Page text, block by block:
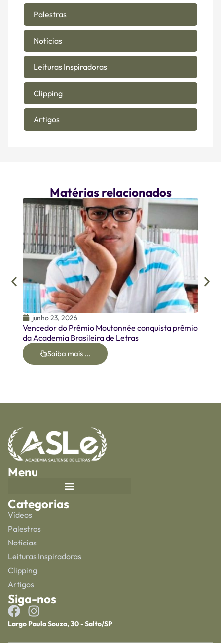
Palestras
Notícias
Leituras Inspiradoras
Clipping
Artigos
Matérias relacionados
junho 23, 2026
Vencedor do Prêmio Moutonnée conquista prêmio
da Academia Brasileira de Letras
Saiba mais ...
Menu
Categorias
Vídeos
Palestras
Notícias
Leituras Inspiradoras
Clipping
Artigos
Siga-nos
Largo Paula Souza, 30 - Salto/SP